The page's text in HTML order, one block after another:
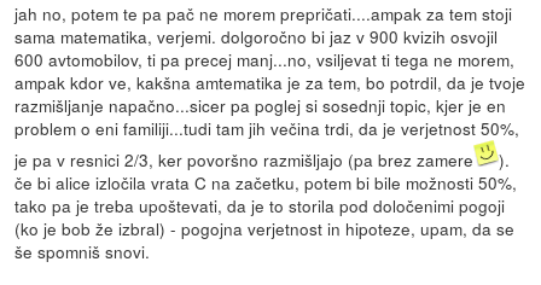
jah no, potem te pa pač ne morem prepričati....ampak za tem stoji
sama matematika, verjemi. dolgoročno bi jaz v 900 kvizih osvojil
600 avtomobilov, ti pa precej manj...no, vsiljevat ti tega ne morem,
ampak kdor ve, kakšna amtematika je za tem, bo potrdil, da je tvoje
razmišljanje napačno...sicer pa poglej si sosednji topic, kjer je en
problem o eni familiji...tudi tam jih večina trdi, da je verjetnost 50%,
je pa v resnici 2/3, ker povoršno razmišljajo (pa brez zamere
).
če bi alice izločila vrata C na začetku, potem bi bile možnosti 50%,
tako pa je treba upoštevati, da je to storila pod določenimi pogoji
(ko je bob že izbral) - pogojna verjetnost in hipoteze, upam, da se
še spomniš snovi.